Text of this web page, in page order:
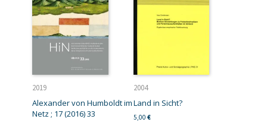
2019
Alexander von Humboldt im
Netz ; 17 (2016) 33
2004
Land in Sicht?
5,00 €